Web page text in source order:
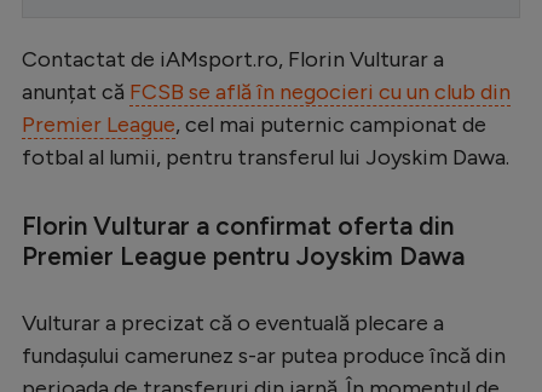
Ligue 1
Campionate
Starurile fotbalului
Contactat de iAMsport.ro, Florin Vulturar a
anunțat că FCSB se află în negocieri cu un club din
Premier League, cel mai puternic campionat de
fotbal al lumii, pentru transferul lui Joyskim Dawa.
Florin Vulturar a confirmat oferta din
Premier League pentru Joyskim Dawa
Vulturar a precizat că o eventuală plecare a
fundașului camerunez s-ar putea produce încă din